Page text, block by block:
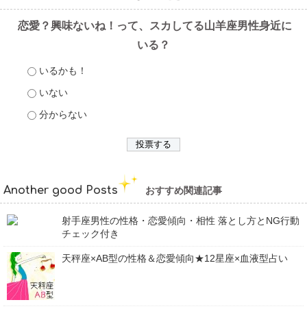
恋愛？興味ないね！って、スカしてる山羊座男性身近に
いる？
いるかも！
いない
分からない
Another good Posts おすすめ関連記事
射手座男性の性格・恋愛傾向・相性 落とし方とNG行動
チェック付き
天秤座×AB型の性格＆恋愛傾向★12星座×血液型占い